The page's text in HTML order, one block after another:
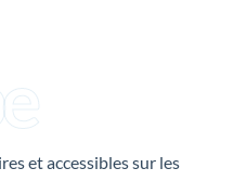
et accessibles sur les